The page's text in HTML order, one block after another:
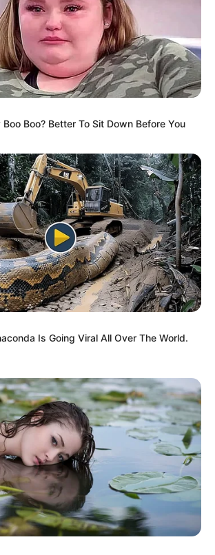
ΑΚΟΛΟΥΘΉΣΤΕ
Boo Boo? Better To Sit Down Before You
Is Going Viral All Over The World.